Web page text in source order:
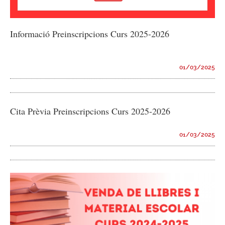
Informació Preinscripcions Curs 2025-2026
01/03/2025
Cita Prèvia Preinscripcions Curs 2025-2026
01/03/2025